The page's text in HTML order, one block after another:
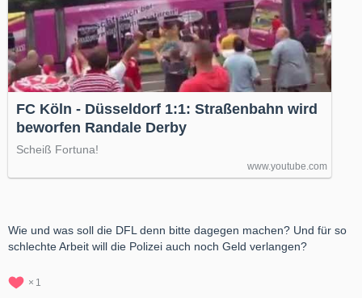
FC Köln - Düsseldorf 1:1: Straßenbahn wird
beworfen Randale Derby
Scheiß Fortuna!
www.youtube.com
Wie und was soll die DFL denn bitte dagegen machen? Und für so
schlechte Arbeit will die Polizei auch noch Geld verlangen?
1